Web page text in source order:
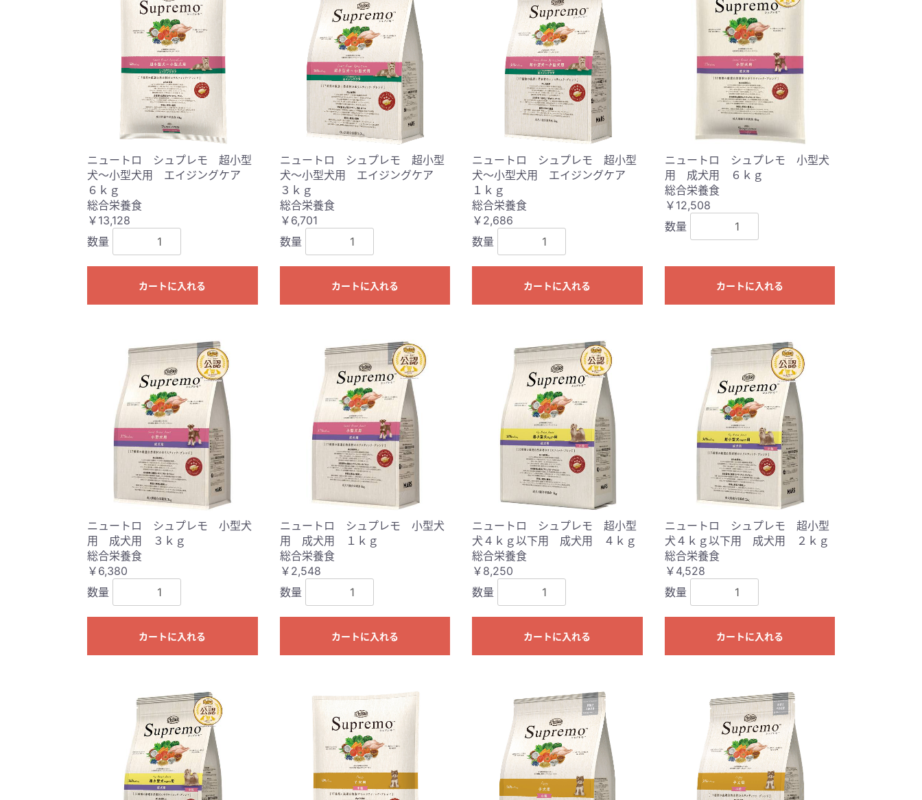
ニュートロ シュプレモ 超小型
犬〜小型犬用 エイジングケア
６ｋｇ
総合栄養食
￥13,128
数量
カートに入れる
ニュートロ シュプレモ 超小型
犬〜小型犬用 エイジングケア
３ｋｇ
総合栄養食
￥6,701
数量
カートに入れる
ニュートロ シュプレモ 超小型
犬〜小型犬用 エイジングケア
１ｋｇ
総合栄養食
￥2,686
数量
カートに入れる
ニュートロ シュプレモ 小型犬
用 成犬用 ６ｋｇ
総合栄養食
￥12,508
数量
カートに入れる
ニュートロ シュプレモ 小型犬
用 成犬用 ３ｋｇ
総合栄養食
￥6,380
数量
カートに入れる
ニュートロ シュプレモ 小型犬
用 成犬用 １ｋｇ
総合栄養食
￥2,548
数量
カートに入れる
ニュートロ シュプレモ 超小型
犬４ｋｇ以下用 成犬用 ４ｋｇ
総合栄養食
￥8,250
数量
カートに入れる
ニュートロ シュプレモ 超小型
犬４ｋｇ以下用 成犬用 ２ｋｇ
総合栄養食
￥4,528
数量
カートに入れる